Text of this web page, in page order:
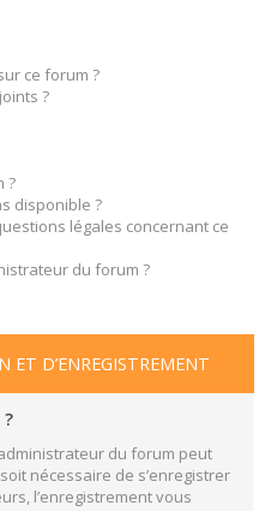
ce forum ?
?
?
disponible ?
légales concernant ce
du forum ?
ET D’ENREGISTREMENT
du forum peut
nécessaire de s’enregistrer
l’enregistrement vous